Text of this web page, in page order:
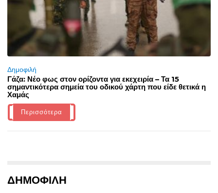
Δημοφιλή
Γάζα: Νέο φως στον ορίζοντα για εκεχειρία – Τα 15
σημαντικότερα σημεία του οδικού χάρτη που είδε θετικά η
Χαμάς
Περισσότερα
ΔΗΜΟΦΙΛΗ